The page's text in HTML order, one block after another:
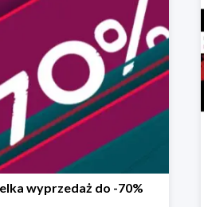
wyprzedaż do -70%